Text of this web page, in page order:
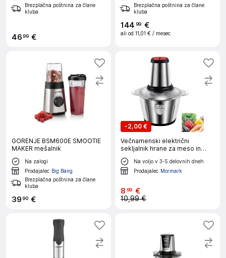
Brezplačna poštnina za člane
kluba
4699 €
Brezplačna poštnina za člane
kluba
144 99 €
ali od 11,01 € / mesec
GORENJE BSM600E SMOOTIE
MAKER mešalnik
Na zalogi
Prodajalec Big Bang
Brezplačna poštnina za člane
kluba
3990 €
-2,00 €
Večnamenski električni
sekljalnik hrane za meso in
zelenjavo, 2 hitrosti, nerjaveče
jeklo | MULTIMINCER
Na voljo v 3-5 delovnih dneh
Prodajalec Mormark
8 99 €
10,99 €